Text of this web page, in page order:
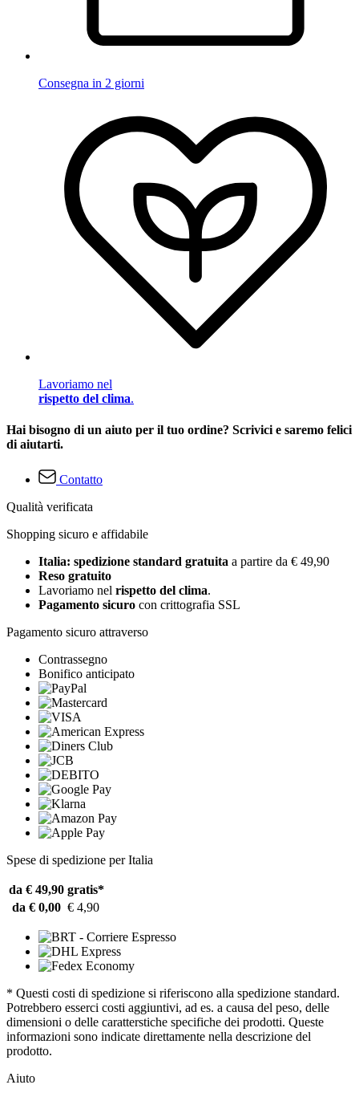
Consegna in 2 giorni
Lavoriamo nel
rispetto del clima.
Hai bisogno di un aiuto per il tuo ordine? Scrivici e saremo felici
di aiutarti.
Contatto
Qualità verificata
Shopping sicuro e affidabile
Italia: spedizione standard gratuita a partire da € 49,90
Reso gratuito
Lavoriamo nel rispetto del clima.
Pagamento sicuro con crittografia SSL
Pagamento sicuro attraverso
Contrassegno
Bonifico anticipato
Spese di spedizione per Italia
da € 49,90 gratis*
da € 0,00 € 4,90
* Questi costi di spedizione si riferiscono alla spedizione standard.
Potrebbero esserci costi aggiuntivi, ad es. a causa del peso, delle
dimensioni o delle caratterstiche specifiche dei prodotti. Queste
informazioni sono indicate direttamente nella descrizione del
prodotto.
Aiuto